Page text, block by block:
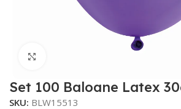
Set 100 Baloane Latex
SKU: BLW15513